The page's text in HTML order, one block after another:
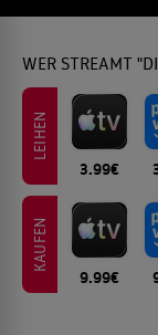
WER STREAMT
LEIHEN
3.99€
KAUFEN
9.99€